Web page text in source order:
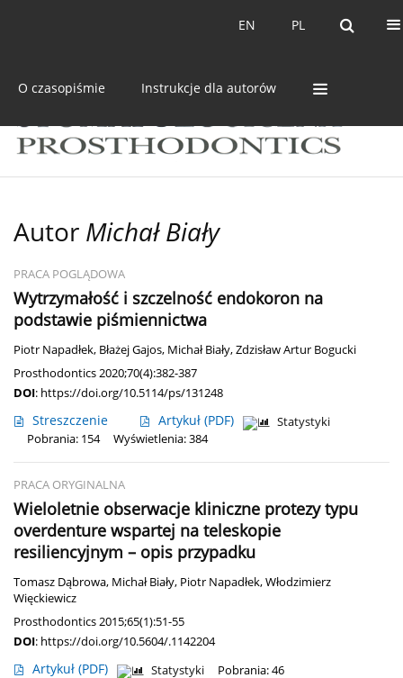
PL
EN PL
EN
O czasopiśmie Instrukcje dla autorów
Autor Michał Biały
PRACA POGLĄDOWA
Wytrzymałość i szczelność endokoron na
podstawie piśmiennictwa
Piotr Napadłek, Błażej Gajos, Michał Biały,Zdzisław Artur Bogucki
Prosthodontics 2020;70(4):382-387
DOI: https://doi.org/10.5114/ps/131248
Streszczenie Artykuł (PDF)
Statystyki
Pobrania: 154
Wyświetlenia: 384
PRACA ORYGINALNA
Wieloletnie obserwacje kliniczne protezy typu
overdenture wspartej na teleskopie
resiliencyjnym – opis przypadku
Tomasz Dąbrowa, Michał Biały, Piotr Napadłek,Włodzimierz
Więckiewicz
Prosthodontics 2015;65(1):51-55
DOI: https://doi.org/10.5604/.1142204
Artykuł (PDF) Statystyki
Pobrania: 46